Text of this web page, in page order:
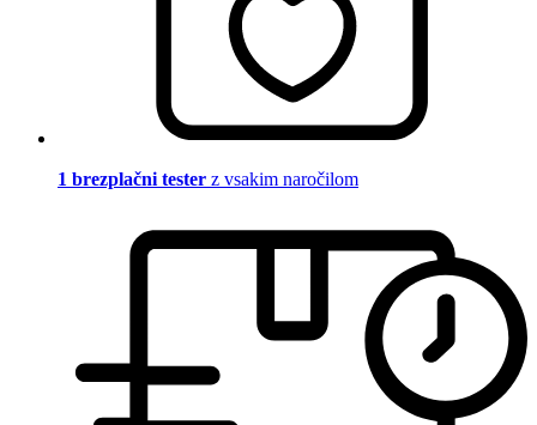
1 brezplačni tester z vsakim naročilom